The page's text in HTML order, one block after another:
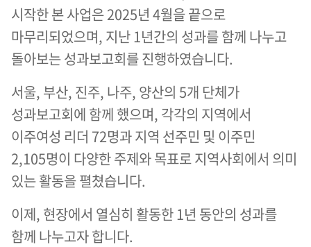
시작한 본 사업은 2025년 4월을 끝으로
마무리되었으며, 지난 1년간의 성과를 함께 나누고
돌아보는 성과보고회를 진행하였습니다.
서울, 부산, 진주, 나주, 양산의 5개 단체가
성과보고회에 함께 했으며, 각각의 지역에서
이주여성 리더 72명과 지역 선주민 및 이주민
2,105명이 다양한 주제와 목표로 지역사회에서 의미
있는 활동을 펼쳤습니다.
이제, 현장에서 열심히 활동한 1년 동안의 성과를
함께 나누고자 합니다.